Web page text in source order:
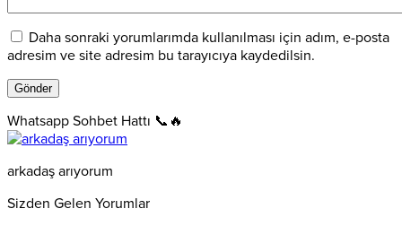
Daha sonraki yorumlarımda kullanılması için adım, e-posta
adresim ve site adresim bu tarayıcıya kaydedilsin.
Whatsapp Sohbet Hattı 📞🔥
arkadaş arıyorum
Sizden Gelen Yorumlar